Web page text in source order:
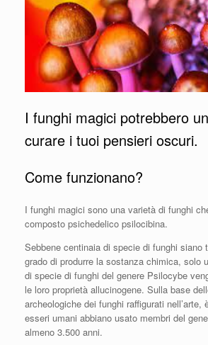
I funghi magici potrebbero
curare i tuoi pensieri oscuri.
Come funzionano?
I funghi magici sono una varietà di funghi
composto psichedelico psilocibina.
Sebbene centinaia di specie di funghi siano
grado di produrre la sostanza chimica, solo
di specie di funghi del genere Psilocybe
le loro proprietà allucinogene. Sulla base
archeologiche dei funghi raffigurati nell’arte,
esseri umani abbiano usato membri del
almeno 3.500 anni.